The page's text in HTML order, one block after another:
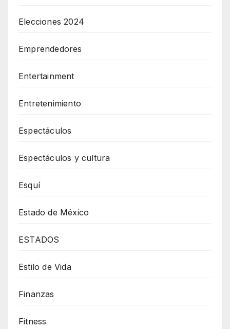
Elecciones 2024
Emprendedores
Entertainment
Entretenimiento
Espectáculos
Espectáculos y cultura
Esquí
Estado de México
ESTADOS
Estilo de Vida
Finanzas
Fitness